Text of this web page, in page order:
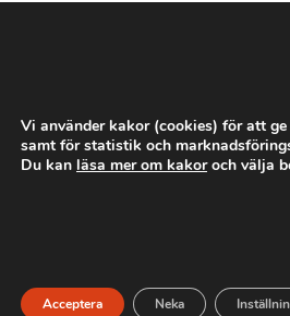
Vi använder kakor (cookies) för att
samt för statistik och
Du kan läsa mer om kakoroch välja
Acceptera Neka